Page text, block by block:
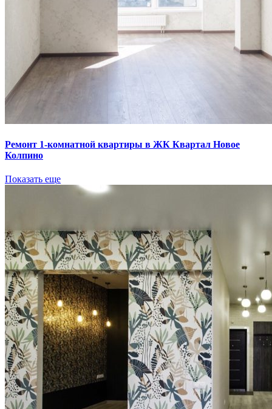
Ремонт 1-комнатной квартиры в ЖК Квартал Новое
Колпино
Показать еще